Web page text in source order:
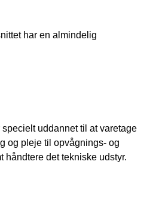
har en almindelig
uddannet til at varetage
og pleje til opvågnings- og
håndtere det tekniske udstyr.